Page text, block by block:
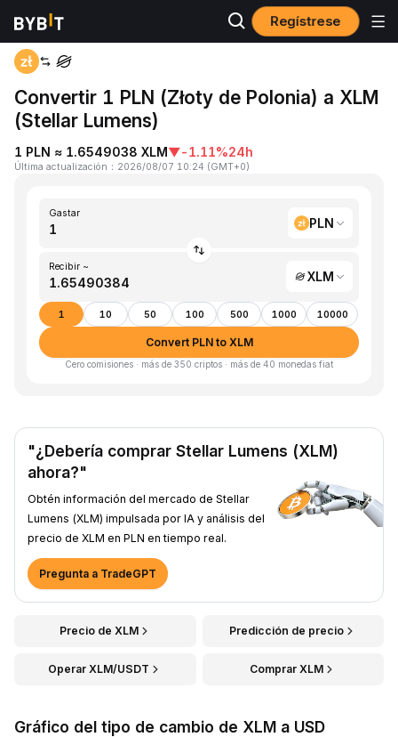
Regístrese
Inicio PLN to XLM
Convertir 1 PLN (Złoty de Polonia) a XLM
(Stellar Lumens)
1 PLN ≈ 1.6549038 XLM▼-1.11%24h
Última actualización ： 2026/08/07 10:24 (GMT+0)
Gastar
PLN
Recibir ~
XLM
1 10 50 100 500 1000 10000
Convert PLN to XLM
Cero comisiones · más de 350 criptos · más de 40 monedas fiat
"¿Debería comprar Stellar Lumens (XLM)
ahora?"
Obtén información del mercado de Stellar
Lumens (XLM) impulsada por IA y análisis del
precio de XLM en PLN en tiempo real.
Pregunta a TradeGPT
Precio de XLM Predicción de precio
Operar XLM/USDT Comprar XLM
Gráfico del tipo de cambio de XLM a USD